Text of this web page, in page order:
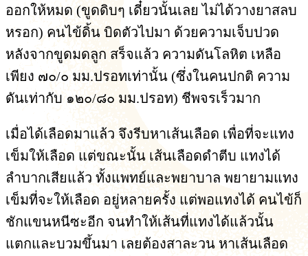
ออกให้หมด (ขูดดิบๆ เดี๋ยวนั้นเลย ไม่ได้วางยาสลบ
หรอก) คนไข้ดิ้น บิดตัวไปมา ด้วยความเจ็บปวด
หลังจากขูดมดลูก สร็จแล้ว ความดันโลหิต เหลือ
เพียง ๗๐/๐ มม.ปรอทเท่านั้น (ซึ่งในคนปกติ ความ
ดันเท่ากับ ๑๒๐/๘๐ มม.ปรอท) ชีพจรเร็วมาก
เมื่อได้เลือดมาแล้ว จึงรีบหาเส้นเลือด เพื่อที่จะแทง
เข็มให้เลือด แต่ขณะนั้น เส้นเลือดดำตีบ แทงได้
ลำบากเสียแล้ว ทั้งแพทย์และพยาบาล พยายามแทง
เข็มที่จะให้เลือด อยู่หลายครั้ง แต่พอแทงได้ คนไข้ก็
ชักแขนหนีซะอีก จนทำให้เส้นที่แทงได้แล้วนั้น
แตกและบวมขึ้นมา เลยต้องสาละวน หาเส้นเลือด